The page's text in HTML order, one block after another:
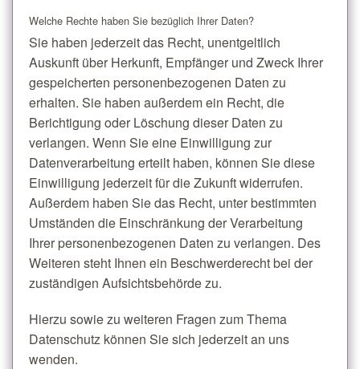
Welche Rechte haben Sie bezüglich Ihrer Daten?
Sie haben jederzeit das Recht, unentgeltlich
Auskunft über Herkunft, Empfänger und Zweck Ihrer
gespeicherten personenbezogenen Daten zu
erhalten. Sie haben außerdem ein Recht, die
Berichtigung oder Löschung dieser Daten zu
verlangen. Wenn Sie eine Einwilligung zur
Datenverarbeitung erteilt haben, können Sie diese
Einwilligung jederzeit für die Zukunft widerrufen.
Außerdem haben Sie das Recht, unter bestimmten
Umständen die Einschränkung der Verarbeitung
Ihrer personenbezogenen Daten zu verlangen. Des
Weiteren steht Ihnen ein Beschwerderecht bei der
zuständigen Aufsichtsbehörde zu.
Hierzu sowie zu weiteren Fragen zum Thema
Datenschutz können Sie sich jederzeit an uns
wenden.